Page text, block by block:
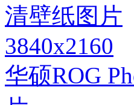
3840x2160
华硕ROG